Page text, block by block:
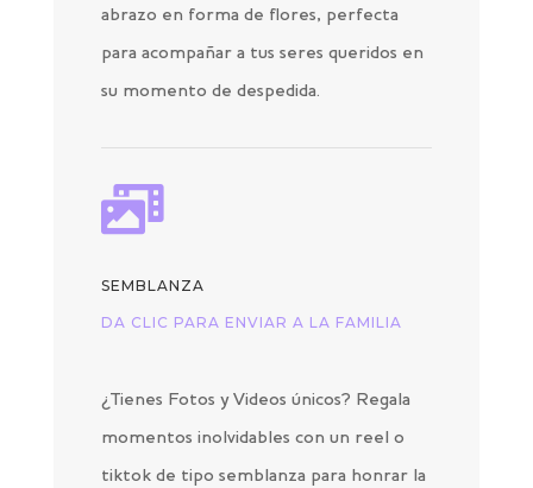
abrazo en forma de flores, perfecta
para acompañar a tus seres queridos en
su momento de despedida.

SEMBLANZA
DA CLIC PARA ENVIAR A LA FAMILIA
¿Tienes Fotos y Videos únicos? Regala
momentos inolvidables con un reel o
tiktok de tipo semblanza para honrar la